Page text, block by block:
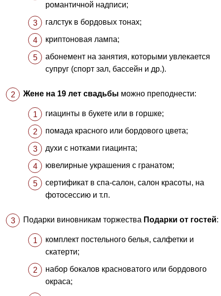
романтичной надписи;
галстук в бордовых тонах;
криптоновая лампа;
абонемент на занятия, которыми увлекается
супруг (спорт зал, бассейн и др.).
Жене на 19 лет свадьбы можно преподнести:
гиацинты в букете или в горшке;
помада красного или бордового цвета;
духи с нотками гиацинта;
ювелирные украшения с гранатом;
сертификат в спа-салон, салон красоты, на
фотосессию и т.п.
Подарки виновникам торжества Подарки от гостей:
комплект постельного белья, салфетки и
скатерти;
набор бокалов красноватого или бордового
окраса;